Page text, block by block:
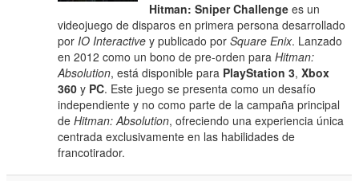
Hitman: Sniper Challenge es un
videojuego de disparos en primera persona desarrollado
porIO Interactive y publicado porSquare Enix. Lanzado
en 2012 como un bono de pre-orden paraHitman:
Absolution, está disponible para PlayStation 3,Xbox
360 y PC. Este juego se presenta como un desafío
independiente y no como parte de la campaña principal
deHitman: Absolution, ofreciendo una experiencia única
centrada exclusivamente en las habilidades de
francotirador.